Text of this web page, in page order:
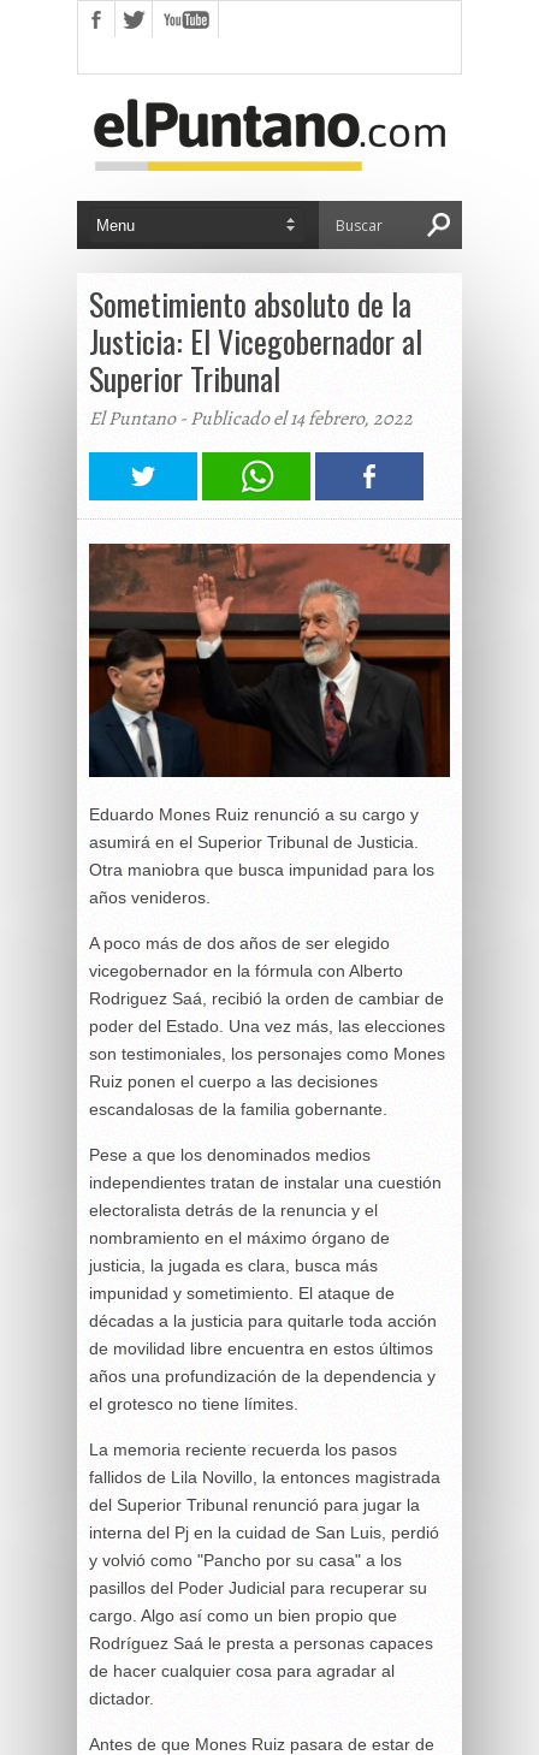
Sometimiento absoluto de la
Justicia: El Vicegobernador al
Superior Tribunal
El Puntano - Publicado el 14 febrero, 2022
Eduardo Mones Ruiz renunció a su cargo y
asumirá en el Superior Tribunal de Justicia.
Otra maniobra que busca impunidad para los
años venideros.
A poco más de dos años de ser elegido
vicegobernador en la fórmula con Alberto
Rodriguez Saá, recibió la orden de cambiar de
poder del Estado. Una vez más, las elecciones
son testimoniales, los personajes como Mones
Ruiz ponen el cuerpo a las decisiones
escandalosas de la familia gobernante.
Pese a que los denominados medios
independientes tratan de instalar una cuestión
electoralista detrás de la renuncia y el
nombramiento en el máximo órgano de
justicia, la jugada es clara, busca más
impunidad y sometimiento. El ataque de
décadas a la justicia para quitarle toda acción
de movilidad libre encuentra en estos últimos
años una profundización de la dependencia y
el grotesco no tiene límites.
La memoria reciente recuerda los pasos
fallidos de Lila Novillo, la entonces magistrada
del Superior Tribunal renunció para jugar la
interna del Pj en la cuidad de San Luis, perdió
y volvió como "Pancho por su casa" a los
pasillos del Poder Judicial para recuperar su
cargo. Algo así como un bien propio que
Rodríguez Saá le presta a personas capaces
de hacer cualquier cosa para agradar al
dictador.
Antes de que Mones Ruiz pasara de estar de